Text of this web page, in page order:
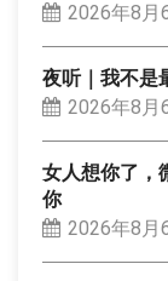
2026年8月
夜听｜我不是
2026年8月
女人想你了，
你
2026年8月